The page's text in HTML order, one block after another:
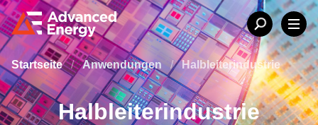
Startseite / Anwendungen / Halbleiterindustrie
Halbleiterindustrie